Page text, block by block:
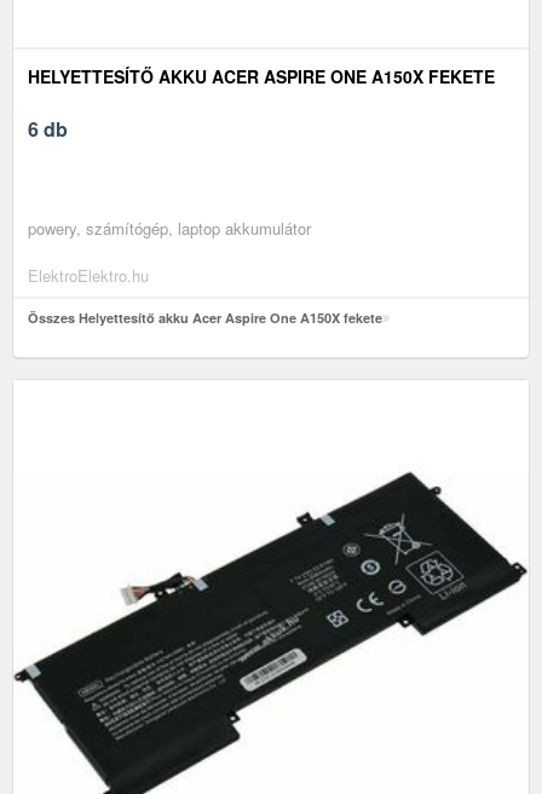
HELYETTESÍTŐ AKKU ACER ASPIRE ONE A150X FEKETE
6 db
powery, számítógép, laptop akkumulátor
ElektroElektro.hu
Összes Helyettesítő akku Acer Aspire One A150X fekete